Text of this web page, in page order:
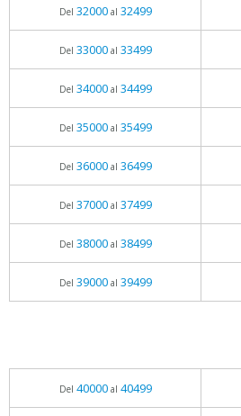
Del 32000al 32499
Del 33000al 33499
Del 34000al 34499
Del 35000al 35499
Del 36000al 36499
Del 37000al 37499
Del 38000al 38499
Del 39000al 39499
Del 40000al 40499